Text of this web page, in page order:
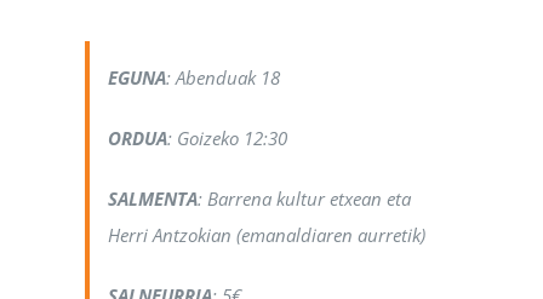
EGUNA: Abenduak 18
ORDUA: Goizeko 12:30
SALMENTA: Barrena kultur etxean eta
Herri Antzokian (emanaldiaren aurretik)